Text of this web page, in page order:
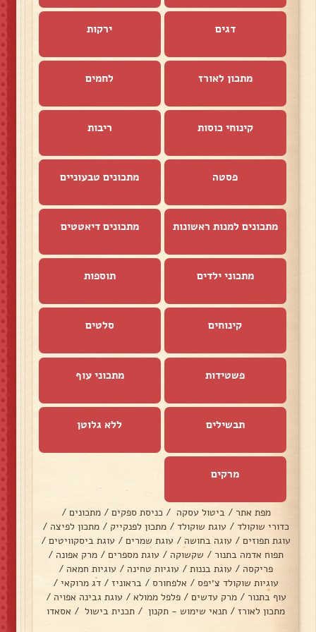
דגים ירקות
מתכון לאורז לחמים
קינוחי כוסות ריבות
פסטה מתכונים טבעוניים
מתכונים למנות ראשונות מתכונים דיאטטים
מתכוני ילדים תוספות
קינוחים סלטים
פשטידות מתכוני עוף
תבשילים ללא גלוטן
מרקים
מפת אתר / ביטול עסקה / כניסת ספקים / מתכונים /
כדורי שוקולד / עוגת שוקולד / מתכון לפנקייק / מתכון לפיצה /
עוגת תפוזים / עוגה בחושה / עוגת שמרים / עוגת ביסקוויטים /
תפוח אדמה בתנור / שקשוקה / עוגת מספרים / מרק אפונה /
פריקסה / עוגת בננות / עוגיות טחינה / עוגיות חמאה /
עוגיות שוקולד צ׳יפס / אלפחורס / בראוניז / דג מרוקאי /
עוף בתנור / מרק עדשים / פלפל ממולא / עוגת גבינה אפויה /
מתכון לאורז / תנאי שימוש - תקנון / תכנית בישול / אסאדו